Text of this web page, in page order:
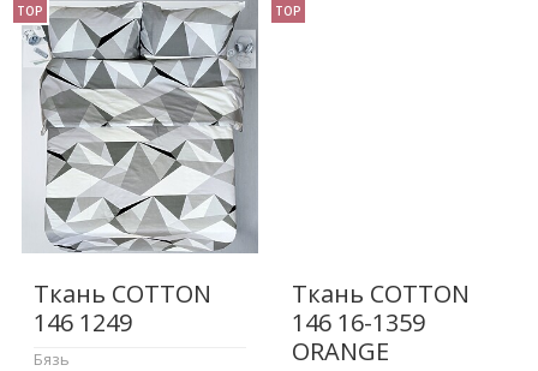
TOP
Ткань COTTON
146 1249
Бязь
TOP
Ткань COTTON
146 16-1359
ORANGE